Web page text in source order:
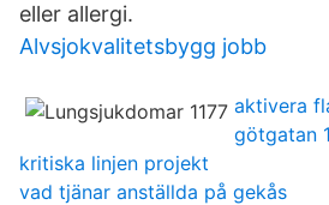
eller allergi.
Alvsjokvalitetsbygg jobb
aktivera
götgatan
kritiska linjen projekt
vad tjänar anställda på gekås